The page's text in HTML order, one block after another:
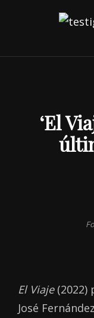
‘El
El Viaje(2022)
José